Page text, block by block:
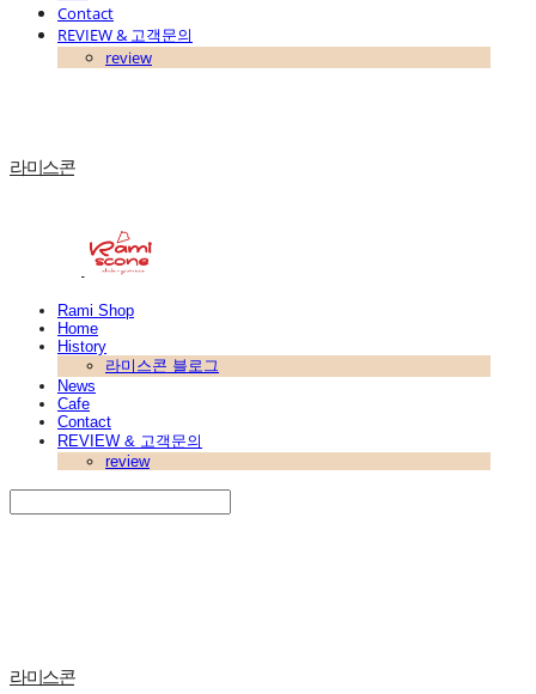
Contact
REVIEW & 고객문의
review
라미스콘
Rami Shop
Home
History
라미스콘 블로그
News
Cafe
Contact
REVIEW & 고객문의
review
라미스콘